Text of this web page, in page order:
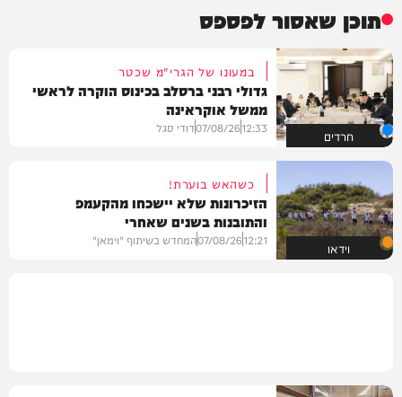
תוכן שאסור לפספס
חרדים
במעונו של הגרי"מ שכטר
גדולי רבני ברסלב בכינוס הוקרה לראשי
ממשל אוקראינה
12:33
07/08/26דודי סגל
וידאו
כשהאש בוערת!
הזיכרונות שלא יישכחו מהקעמפ
והתובנות בשנים שאחרי
12:21
07/08/26המחדש בשיתוף "וימאן"